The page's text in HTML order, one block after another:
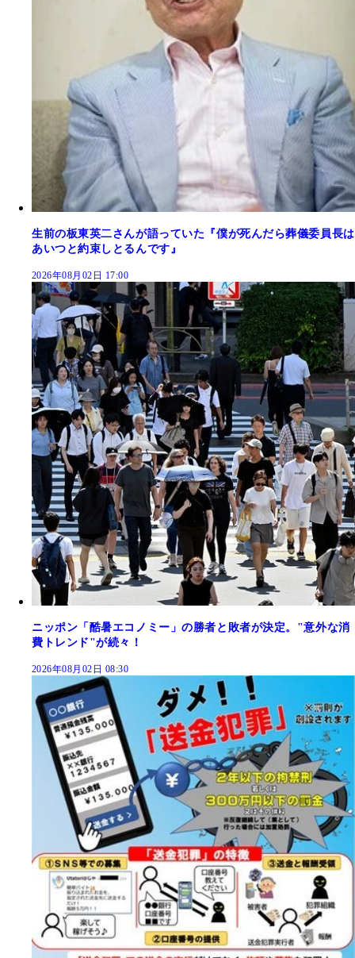
生前の板東英二さんが語っていた『僕が死んだら葬儀委員長は
あいつと約束しとるんです』
2026年08月02日 17:00
ニッポン「酷暑エコノミー」の勝者と敗者が決定。"意外な消
費トレンド"が続々！
2026年08月02日 08:30